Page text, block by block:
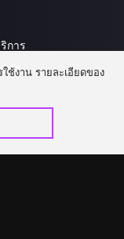
การ
ตัว
ช้งาน รายละเอียดของ